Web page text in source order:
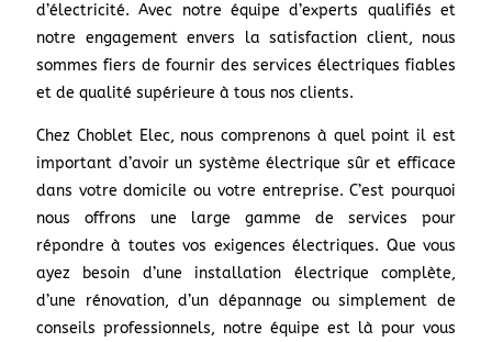
d’électricité. Avec notre équipe d’experts qualifiés et
notre engagement envers la satisfaction client, nous
sommes fiers de fournir des services électriques fiables
et de qualité supérieure à tous nos clients.
Chez Choblet Elec, nous comprenons à quel point il est
important d’avoir un système électrique sûr et efficace
dans votre domicile ou votre entreprise. C’est pourquoi
nous offrons une large gamme de services pour
répondre à toutes vos exigences électriques. Que vous
ayez besoin d’une installation électrique complète,
d’une rénovation, d’un dépannage ou simplement de
conseils professionnels, notre équipe est là pour vous